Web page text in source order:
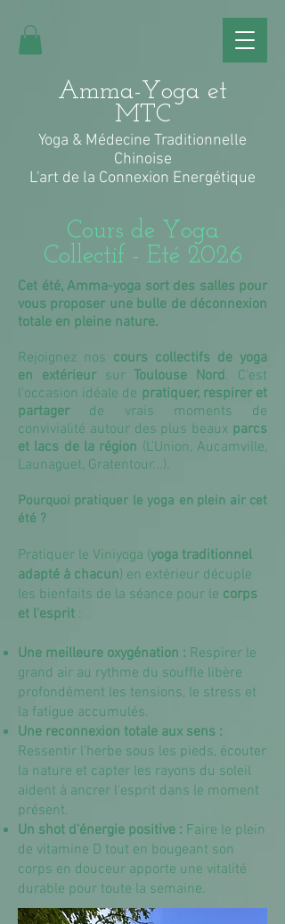
Amma-Yoga et
MTC
Yoga & Médecine Traditionnelle
Chinoise
L'art de la Connexion Energétique
Cours de Yoga
Collectif - Eté 2026
Cet été, Amma-yoga sort des salles pour
vous proposer une bulle de déconnexion
totale en pleine nature.
Rejoignez nos cours collectifs de yoga
en extérieursurToulouse Nord. C'est
l'occasion idéale de pratiquer, respirer et
partagerde vrais moments de
convivialité autour des plus beaux parcs
et lacs de la région (L'Union, Aucamville,
Launaguet, Gratentour...).
Pourquoi pratiquer le yoga en plein air cet
été ?
Pratiquer le Viniyoga (yoga traditionnel
adapté à chacun) en extérieur décuple
les bienfaits de la séance pour le corps
et l'esprit :
Une meilleure oxygénation : Respirer le
grand air au rythme du souffle libère
profondément les tensions, le stress et
la fatigue accumulés.
Une reconnexion totale aux sens :
Ressentir l'herbe sous les pieds, écouter
la nature et capter les rayons du soleil
aident à ancrer l'esprit dans le moment
présent.
Un shot d'énergie positive : Faire le plein
de vitamine D tout en bougeant son
corps en douceur apporte une vitalité
durable pour toute la semaine.